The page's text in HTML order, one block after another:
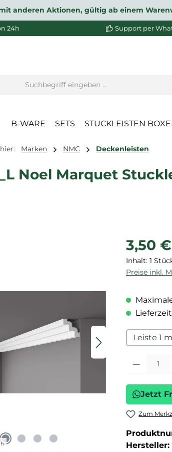
mit anderen Aktionen, gültig ab einem
24h Support per
B-WARE SETS STUCKLEISTEN
Marken NMC Deckenleisten
Noel Marquet
Regulärer
3,50 €
Inhalt: 1
Preise inkl.
Leiste 1 m
Produkt
Jetzt
Zum
Hersteller: